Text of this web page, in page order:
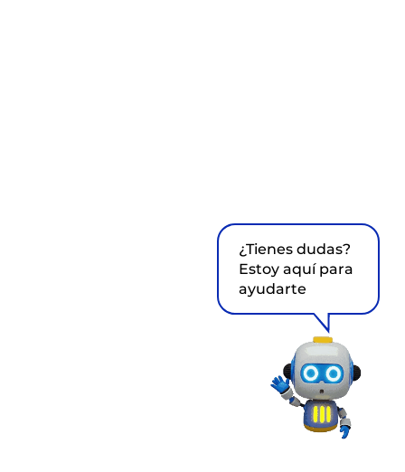
¿Tienes dudas?
Estoy aquí para
ayudarte